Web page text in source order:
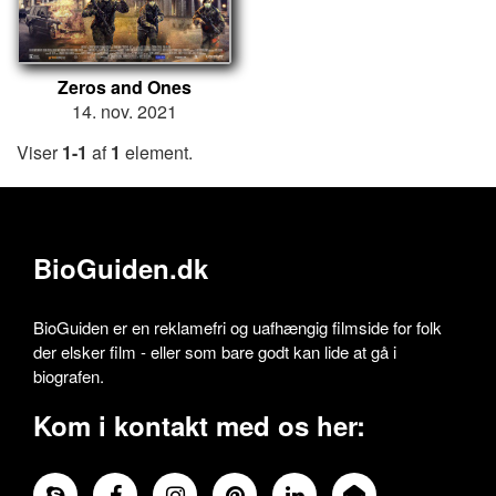
Zeros and Ones
14. nov. 2021
Viser1-1 af1 element.
BioGuiden.dk
BioGuiden er en reklamefri og uafhængig filmside for folk
der elsker film - eller som bare godt kan lide at gå i
biografen.
Kom i kontakt med os her: